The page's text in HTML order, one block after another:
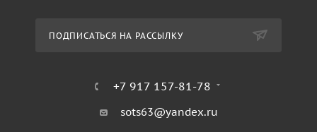
ПОДПИСАТЬСЯ НА РАССЫЛКУ
+7 917 157-81-78
sots63@yandex.ru